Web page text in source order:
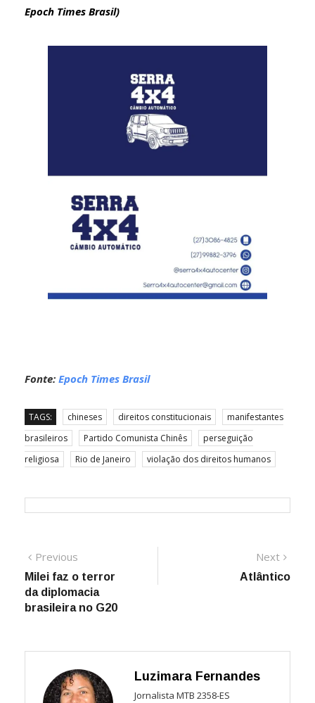
Epoch Times Brasil)
Fonte: Epoch Times Brasil
TAGS: chineses direitos constitucionais
manifestantes
brasileiros
Partido Comunista Chinês
perseguição
religiosa
Rio de Janeiro violação dos direitos humanos
Navegação
de
Post
Previous
post:
Milei faz o terror
da diplomacia
brasileira no G20
Next
post:
Atlântico
Luzimara Fernandes
Jornalista MTB 2358-ES